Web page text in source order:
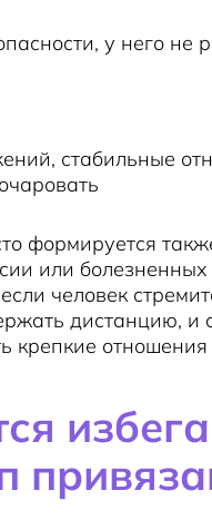
у него не
стабильные
формируется
или
человек
дистанцию, и
крепкие